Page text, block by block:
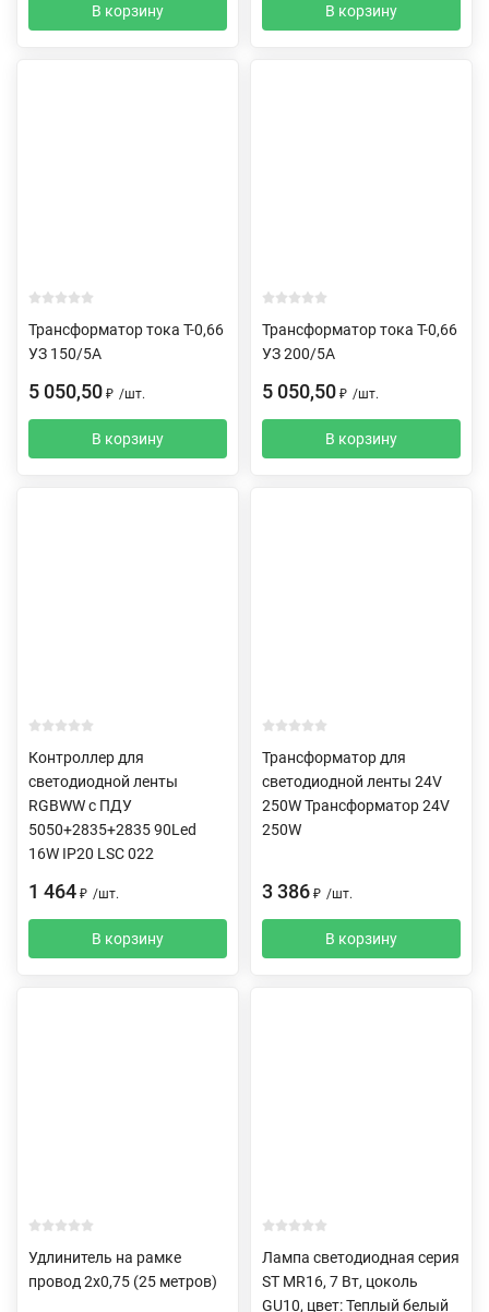
В корзину В корзину
Трансформатор тока Т-0,66
УЗ 150/5А
5 050,50 ₽ /шт.
В корзину
Трансформатор тока Т-0,66
УЗ 200/5А
5 050,50 ₽ /шт.
В корзину
Контроллер для
светодиодной ленты
RGBWW c ПДУ
5050+2835+2835 90Led
16W IP20 LSC 022
1 464 ₽ /шт.
В корзину
Трансформатор для
светодиодной ленты 24V
250W Трансформатор 24V
250W
3 386 ₽ /шт.
В корзину
Удлинитель на рамке
провод 2х0,75 (25 метров)
Лампа светодиодная серия
ST MR16, 7 Вт, цоколь
GU10, цвет: Теплый белый